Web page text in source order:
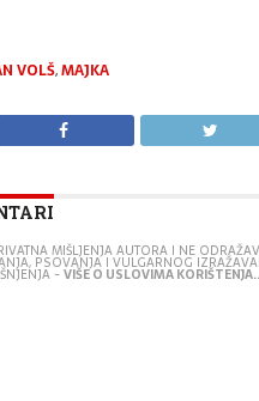
VOLŠ,MAJKA
MIŠLJENJA AUTORA I NE
PSOVANJA I VULGARNOG
-VIŠE O USLOVIMA